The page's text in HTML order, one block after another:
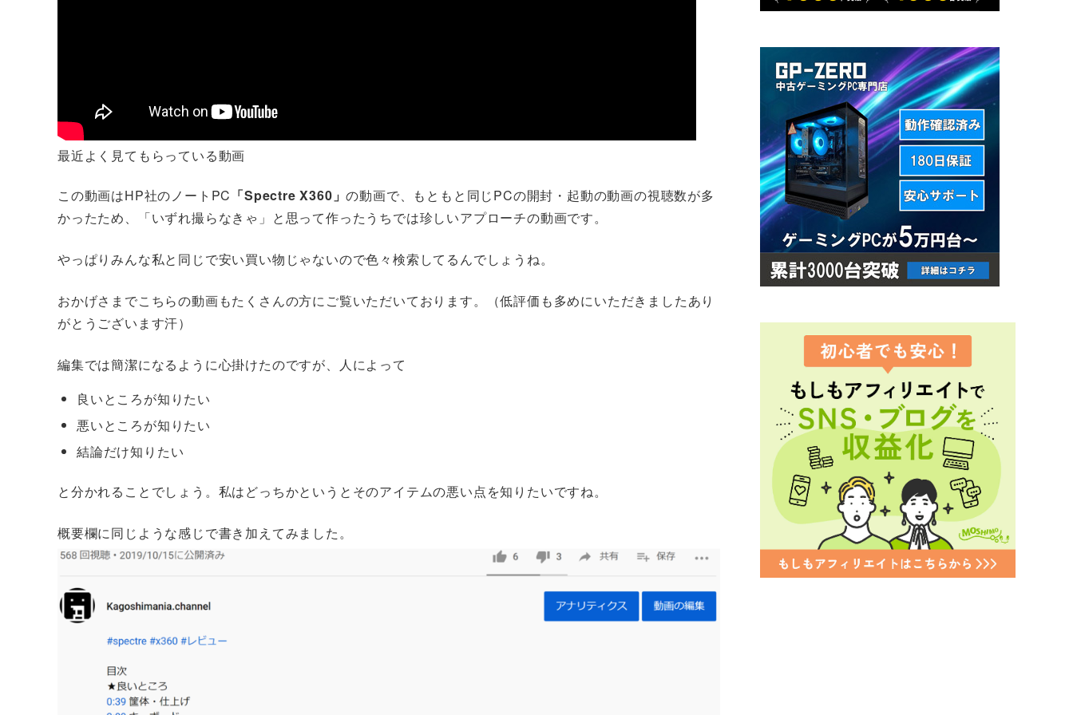
最近よく見てもらっている動画
この動画はHP社のノートPC 「Spectre X360」の動画で、もともと同じPCの開封・起動の動画の視聴数が多
かったため、「いずれ撮らなきゃ」と思って作ったうちでは珍しいアプローチの動画です。
やっぱりみんな私と同じで安い買い物じゃないので色々検索してるんでしょうね。
おかげさまでこちらの動画もたくさんの方にご覧いただいております。（低評価も多めにいただきましたあり
がとうございます汗）
編集では簡潔になるように心掛けたのですが、人によって
良いところが知りたい
悪いところが知りたい
結論だけ知りたい
と分かれることでしょう。私はどっちかというとそのアイテムの悪い点を知りたいですね。
概要欄に同じような感じで書き加えてみました。